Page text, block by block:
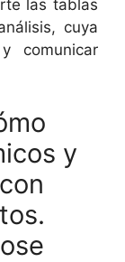
las tablas
cuya
comunicar
y